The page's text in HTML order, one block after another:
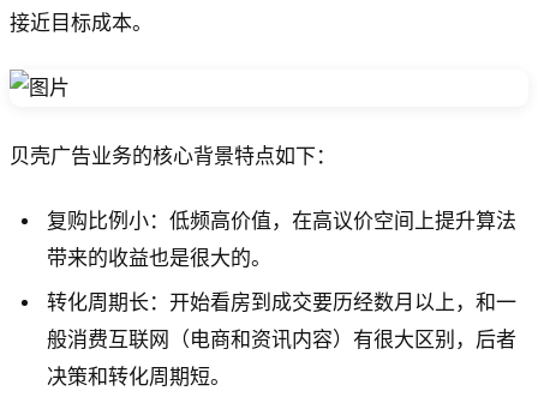
接近目标成本。
贝壳广告业务的核心背景特点如下：
复购比例小：低频高价值，在高议价空间上提升算法
带来的收益也是很大的。
转化周期长：开始看房到成交要历经数月以上，和一
般消费互联网（电商和资讯内容）有很大区别，后者
决策和转化周期短。